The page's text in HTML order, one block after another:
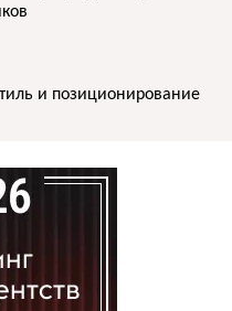
и позиционирование